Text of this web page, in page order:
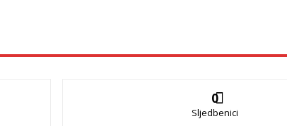
0
Sljedbenici